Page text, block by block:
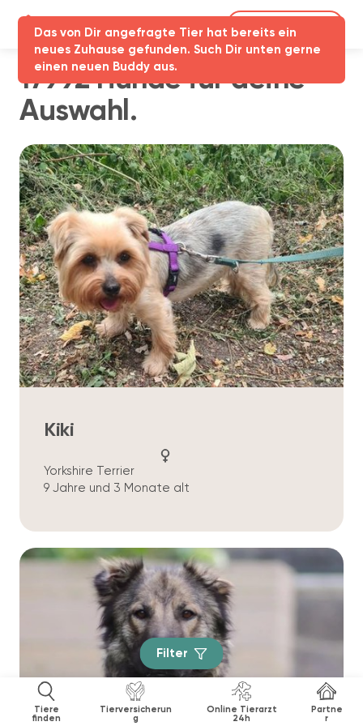
Tiere
finden
Tierversicherun
g
Online Tierarzt
24h
Partne
r
17992 Hunde für deine
Auswahl.
Kiki
Yorkshire Terrier
9 Jahre und 3 Monate alt
Das von Dir angefragte Tier hat bereits ein
neues Zuhause gefunden. Such Dir unten gerne
einen neuen Buddy aus.
Filter